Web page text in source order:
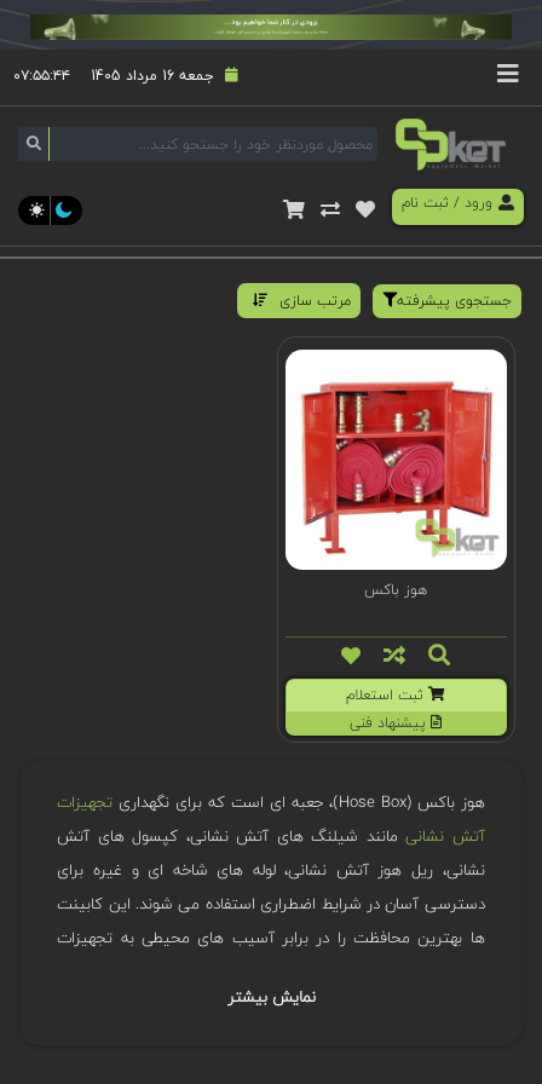
جمعه 16 مرداد 1405 ۰۷:۵۵:۴۴
ورود/ ثبت نام
جستجوی پیشرفته مرتب سازی
هوز باکس
ثبت استعلام
پیشنهاد فنی
هوز باکس (Hose Box)، جعبه ای است که برای نگهداری
تجهیزات
آتش نشانیمانند شیلنگ های آتش نشانی، کپسول های آتش
نشانی، ریل هوز آتش نشانی، لوله های شاخه ای و غیره برای
دسترسی آسان در شرایط اضطراری استفاده می شوند. این کابینت
ها بهترین محافظت را در برابر آسیب های محیطی به تجهیزات
نمایش بیشتر